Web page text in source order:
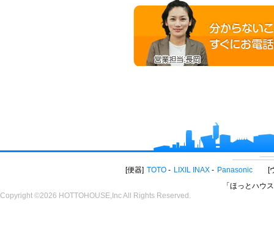
便器 TOTO LIXIL INAX Panasonic
「ほっとハウ
Copyright ©2026 HOTTOHOUSE,Inc All Rights Reserved.